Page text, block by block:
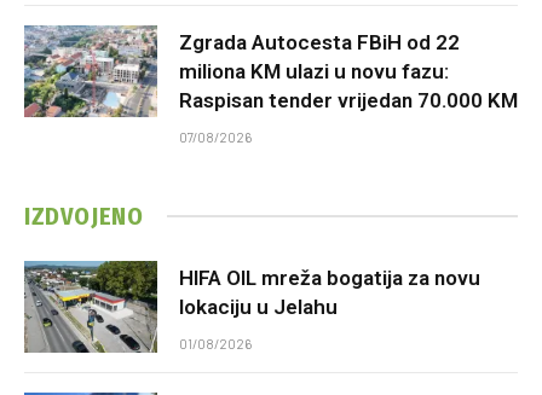
Zgrada Autocesta FBiH od 22
miliona KM ulazi u novu fazu:
Raspisan tender vrijedan 70.000 KM
07/08/2026
IZDVOJENO
HIFA OIL mreža bogatija za novu
lokaciju u Jelahu
01/08/2026